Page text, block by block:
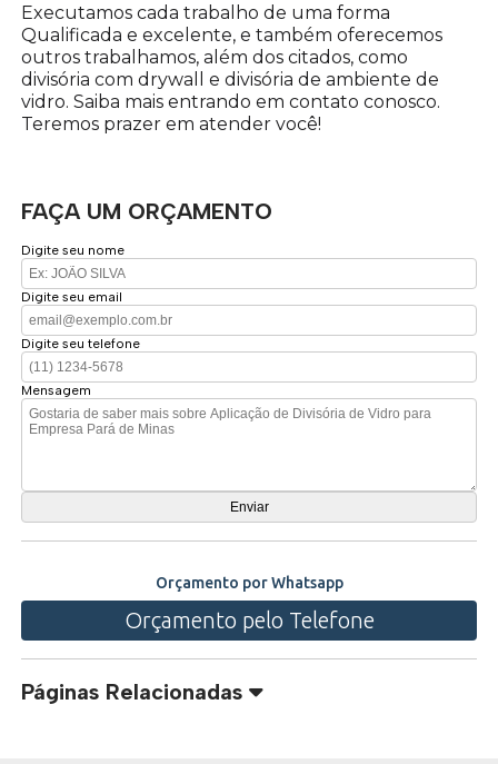
Executamos cada trabalho de uma forma
Qualificada e excelente, e também oferecemos
outros trabalhamos, além dos citados, como
divisória com drywall e divisória de ambiente de
vidro. Saiba mais entrando em contato conosco.
Teremos prazer em atender você!
FAÇA UM ORÇAMENTO
Digite seu nome
Digite seu email
Digite seu telefone
Mensagem
Orçamento por Whatsapp
Orçamento pelo Telefone
Páginas Relacionadas